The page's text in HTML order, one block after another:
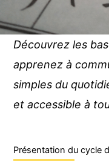
Découvrez les
apprenez à
simples du
et accessible à
Présentation du cycle